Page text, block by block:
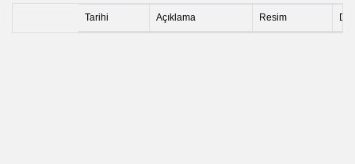
Tarihi Açıklama Resim